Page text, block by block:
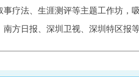
法、生涯测评等主题工作坊，
方日报、深圳卫视、深圳特区报